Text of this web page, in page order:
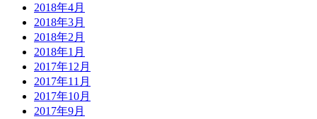
2018年4月
2018年3月
2018年2月
2018年1月
2017年12月
2017年11月
2017年10月
2017年9月